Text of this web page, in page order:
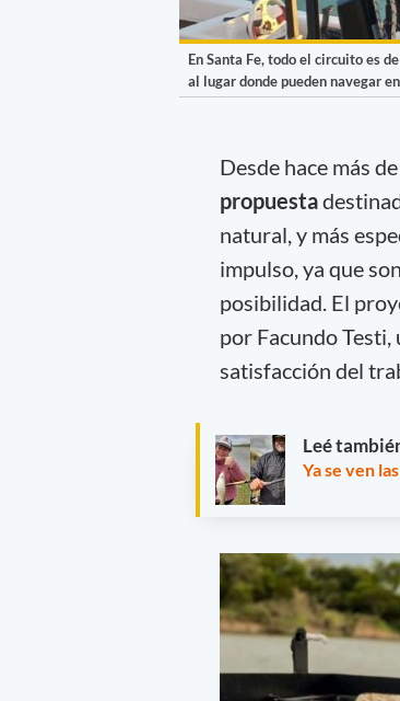
En Santa Fe, todo el circuito es
al lugar donde pueden navegar
Desde hace más
propuesta
natural, y más
impulso, ya que
posibilidad. El
por Facundo Testi,
satisfacción del
Leé
Ya se ven